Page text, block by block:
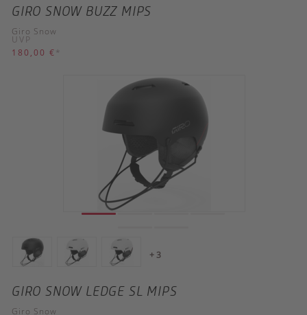
GIRO SNOW BUZZ MIPS
Giro Snow
UVP
180,00 € *
+ 3
GIRO SNOW LEDGE SL MIPS
Giro Snow